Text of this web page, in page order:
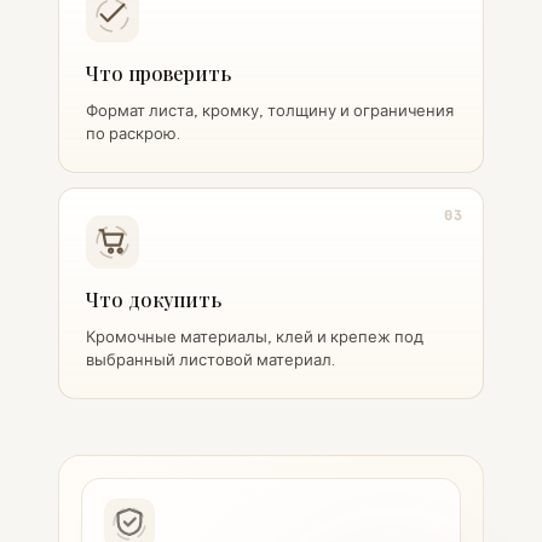
Что проверить
Формат листа, кромку, толщину и ограничения
по раскрою.
03
Что докупить
Кромочные материалы, клей и крепеж под
выбранный листовой материал.